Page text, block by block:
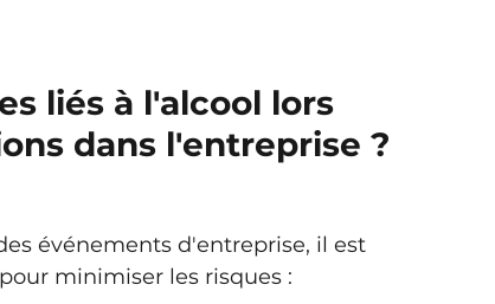
liés à l'alcool lors
dans l'entreprise ?
événements d'entreprise, il est
minimiser les risques :